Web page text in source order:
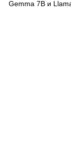
Gemma 7B и